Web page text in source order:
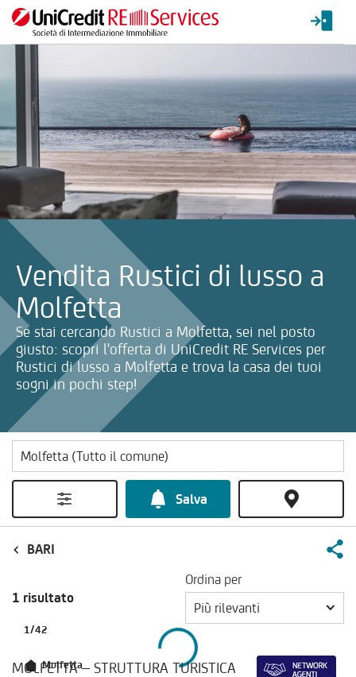
Vendita Rustici di lusso a
Molfetta
Se stai cercando Rustici a Molfetta, sei nel posto
giusto: scopri l'offerta di UniCredit RE Services per
Rustici di lusso a Molfetta e trova la casa dei tuoi
sogni in pochi step!
Salva
BARI
1 risultato
Ordina per
Più rilevanti
Molfetta
1/42
MOLFETTA – STRUTTURA TURISTICA